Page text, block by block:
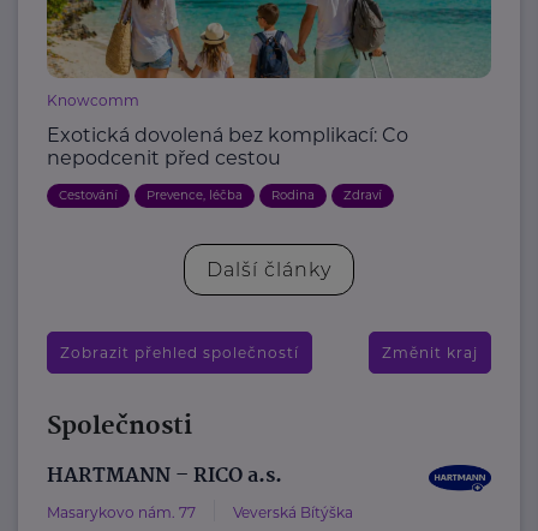
Knowcomm
Exotická dovolená bez komplikací: Co
nepodcenit před cestou
Cestování Prevence, léčba Rodina Zdraví
Další články
Zobrazit přehled společností Změnit kraj
Společnosti
HARTMANN – RICO a.s.
Masarykovo nám. 77 Veverská Bítýška